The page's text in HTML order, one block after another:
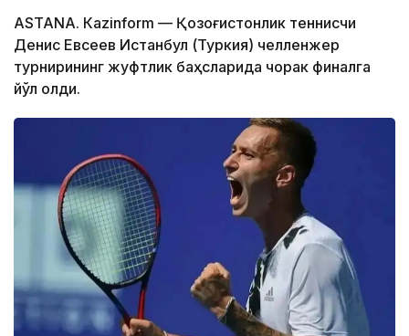
ASTANА. Кazinform — Қозоғистонлик теннисчи
Денис Евсеев Истанбул (Туркия) челленжер
турнирининг жуфтлик баҳсларида чорак финалга
йўл олди.